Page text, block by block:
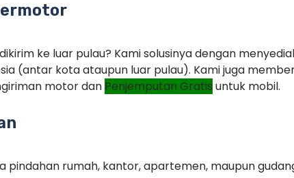
ke luar pulau? Kami solusinya dengan
(antar kota ataupun luar pulau). Kami juga
motor dan Penjemputan Gratis untuk mobil.
pindahan rumah, kantor, apartemen, maupun